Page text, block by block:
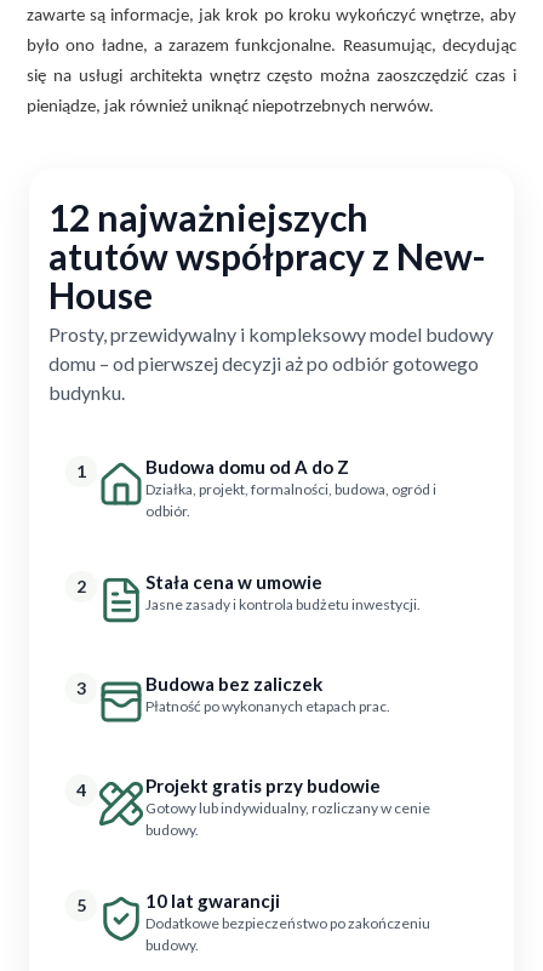
zawarte są informacje, jak krok po kroku wykończyć wnętrze, aby
było ono ładne, a zarazem funkcjonalne. Reasumując, decydując
się na usługi architekta wnętrz często można zaoszczędzić czas i
pieniądze, jak również uniknąć niepotrzebnych nerwów.
12 najważniejszych
atutów współpracy z New-
House
Prosty, przewidywalny i kompleksowy model budowy
domu – od pierwszej decyzji aż po odbiór gotowego
budynku.
1 Budowa domu od A do Z
Działka, projekt, formalności, budowa, ogród i
odbiór.
2 Stała cena w umowie
Jasne zasady i kontrola budżetu inwestycji.
3 Budowa bez zaliczek
Płatność po wykonanych etapach prac.
4 Projekt gratis przy budowie
Gotowy lub indywidualny, rozliczany w cenie
budowy.
5 10 lat gwarancji
Dodatkowe bezpieczeństwo po zakończeniu
budowy.